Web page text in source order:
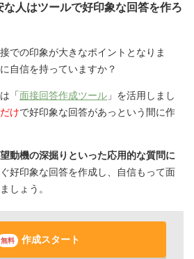
人はツールで好印象な回答を作ろ
での印象が大きなポイントとなりま
自信を持っていますか？
「面接回答作成ツール 」を活用しまし
けで好印象な回答があっという間に作
動機の深掘りといった応用的な質問に
好印象な回答を作成し、自信もって面
しょう。
無料 作成スタート